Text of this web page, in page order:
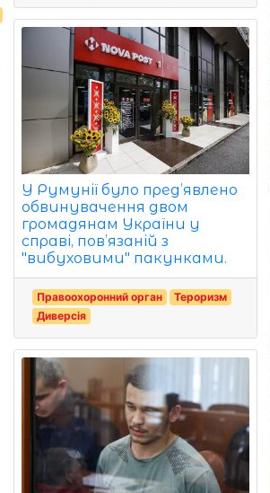
У Румунії було пред’явлено
обвинувачення двом
громадянам України у
справі, пов’язаній з
"вибуховими" пакунками.
Правоохоронний орган
Тероризм
Диверсія